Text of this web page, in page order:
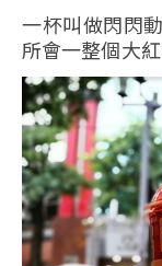
一杯叫做閃閃
所會一整個大